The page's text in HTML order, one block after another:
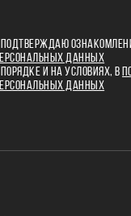
ПОДТВЕРЖДАЮ
ПЕРСОНАЛЬНЫХ ДАННЫХ
ПОРЯДКЕ И НА УСЛОВИЯХ, В
ПЕРСОНАЛЬНЫХ ДАННЫХ